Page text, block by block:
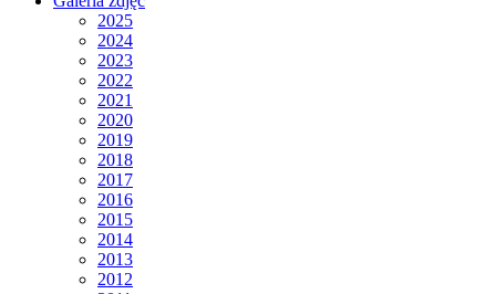
2025
2024
2023
2022
2021
2020
2019
2018
2017
2016
2015
2014
2013
2012